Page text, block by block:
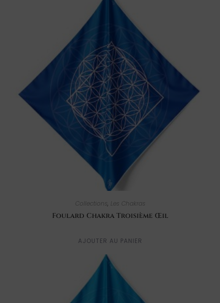
Collections, Les Chakras
Foulard Chakra Troisième Œil
AJOUTER AU PANIER